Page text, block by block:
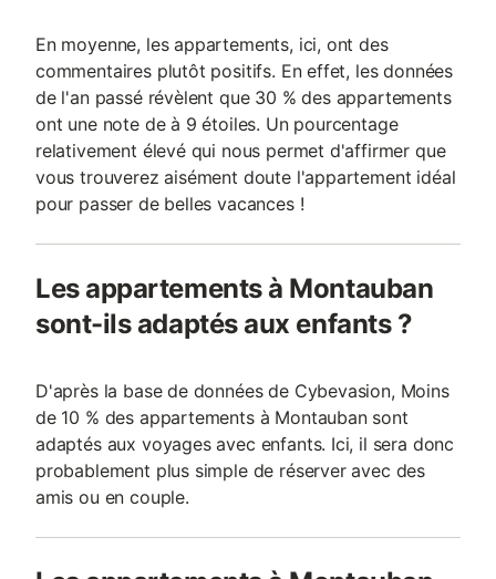
En moyenne, les appartements, ici, ont des
commentaires plutôt positifs. En effet, les données
de l'an passé révèlent que 30 % des appartements
ont une note de à 9 étoiles. Un pourcentage
relativement élevé qui nous permet d'affirmer que
vous trouverez aisément doute l'appartement idéal
pour passer de belles vacances !
Les appartements à Montauban
sont-ils adaptés aux enfants ?
D'après la base de données de Cybevasion, Moins
de 10 % des appartements à Montauban sont
adaptés aux voyages avec enfants. Ici, il sera donc
probablement plus simple de réserver avec des
amis ou en couple.